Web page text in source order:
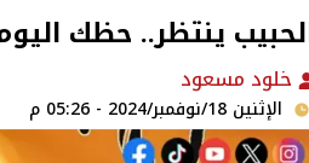
ينتظر.. حظك اليوم
خلود مسعود
الإثنين 18/نوفمبر/2024 - 05:26 م